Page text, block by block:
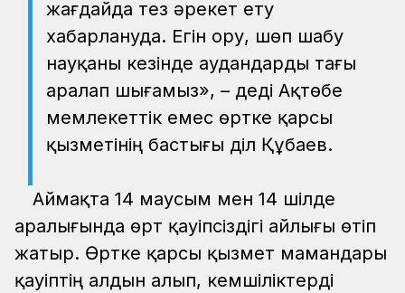
жағдайда тез әрекет ету
хабарлануда. Егін ору, шөп шабу
науқаны кезінде аудандарды тағы
аралап шығамыз», – деді Ақтөбе
мемлекеттік емес өртке қарсы
қызметінің бастығы Әділ Құбаев.
Аймақта 14 маусым мен 14 шілде
аралығында өрт қауіпсіздігі айлығы өтіп
жатыр. Өртке қарсы қызмет мамандары
қауіптің алдын алып, кемшіліктерді